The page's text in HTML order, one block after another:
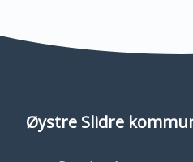
Øystre Slidre